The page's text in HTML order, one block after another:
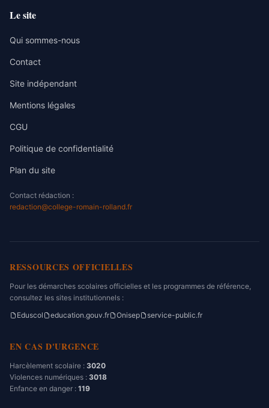
Le site
Qui sommes-nous
Contact
Site indépendant
Mentions légales
CGU
Politique de confidentialité
Plan du site
Contact rédaction :
redaction@college-romain-rolland.fr
RESSOURCES OFFICIELLES
Pour les démarches scolaires officielles et les programmes de référence,
consultez les sites institutionnels :
Eduscol
education.gouv.fr Onisep service-public.fr
EN CAS D'URGENCE
Harcèlement scolaire : 3020
Violences numériques : 3018
Enfance en danger : 119